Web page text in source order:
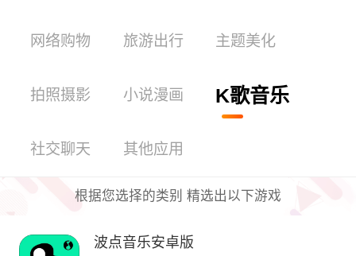
网络购物 旅游出行 主题美化
拍照摄影 小说漫画 K歌音乐
社交聊天 其他应用
根据您选择的类别 精选出以下游戏
波点音乐安卓版